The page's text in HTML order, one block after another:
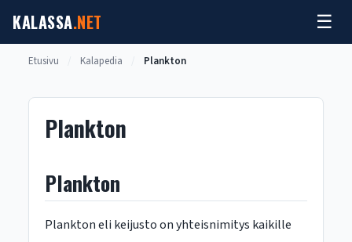
sisältöön
KALASSA.NET ☰
Etusivu Kalapedia Plankton
Plankton
Plankton
Plankton eli keijusto on yhteisnimitys kaikille